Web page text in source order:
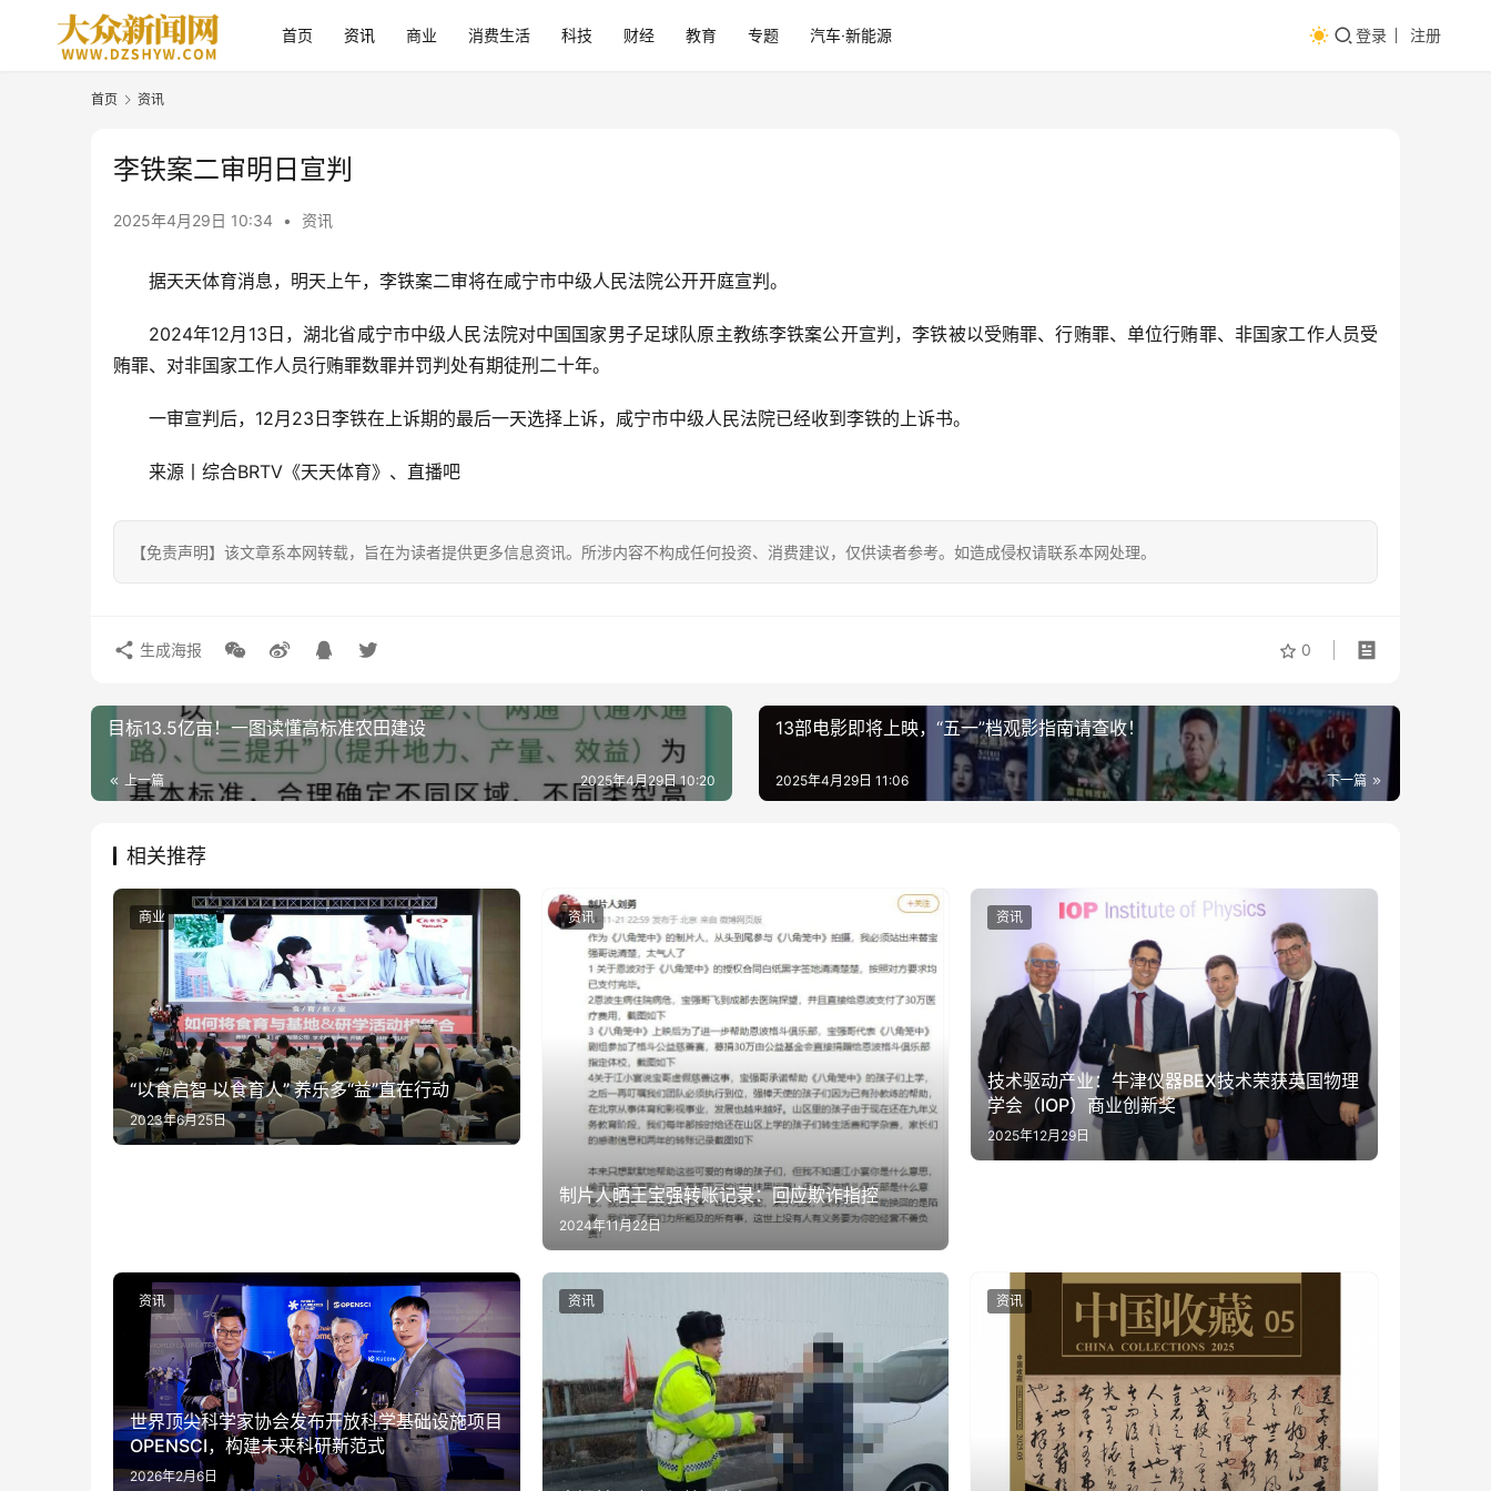
首页 资讯 商业 消费生活 科技 财经 教育 专题 汽车·新能源 登录 注册
首页 资讯
李铁案二审明日宣判
2025年4月29日 10:34 • 资讯
据天天体育消息，明天上午，李铁案二审将在咸宁市中级人民法院公开开庭宣判。
2024年12月13日，湖北省咸宁市中级人民法院对中国国家男子足球队原主教练李铁案公开宣判，李铁被以受贿罪、行贿罪、单位行贿罪、非国家工作人员受
贿罪、对非国家工作人员行贿罪数罪并罚判处有期徒刑二十年。
一审宣判后，12月23日李铁在上诉期的最后一天选择上诉，咸宁市中级人民法院已经收到李铁的上诉书。
来源丨综合BRTV《天天体育》、直播吧
【免责声明】该文章系本网转载，旨在为读者提供更多信息资讯。所涉内容不构成任何投资、消费建议，仅供读者参考。如造成侵权请联系本网处理。
0
生成海报
目标13.5亿亩！一图读懂高标准农田建设
上一篇 2025年4月29日 10:20
13部电影即将上映，“五一”档观影指南请查收！
下一篇
2025年4月29日 11:06
相关推荐
“以食启智 以食育人” 养乐多“益”直在行动
2023年6月25日
商业
制片人晒王宝强转账记录：回应欺诈指控
2024年11月22日
资讯
技术驱动产业：牛津仪器BEX技术荣获英国物理
学会（IOP）商业创新奖
2025年12月29日
资讯
世界顶尖科学家协会发布开放科学基础设施项目
OPENSCI，构建未来科研新范式
2026年2月6日
资讯 资讯 资讯